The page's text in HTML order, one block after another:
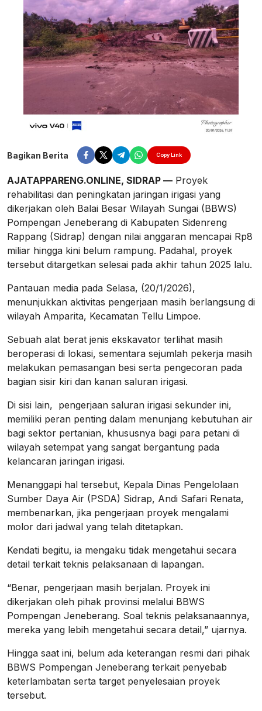
Bagikan Berita Copy Link
AJATAPPARENG.ONLINE, SIDRAP — Proyek
rehabilitasi dan peningkatan jaringan irigasi yang
dikerjakan oleh Balai Besar Wilayah Sungai (BBWS)
Pompengan Jeneberang di Kabupaten Sidenreng
Rappang (Sidrap) dengan nilai anggaran mencapai Rp8
miliar hingga kini belum rampung. Padahal, proyek
tersebut ditargetkan selesai pada akhir tahun 2025 lalu.
Pantauan media pada Selasa, (20/1/2026),
menunjukkan aktivitas pengerjaan masih berlangsung di
wilayah Amparita, Kecamatan Tellu Limpoe.
Sebuah alat berat jenis ekskavator terlihat masih
beroperasi di lokasi, sementara sejumlah pekerja masih
melakukan pemasangan besi serta pengecoran pada
bagian sisir kiri dan kanan saluran irigasi.
Di sisi lain, pengerjaan saluran irigasi sekunder ini,
memiliki peran penting dalam menunjang kebutuhan air
bagi sektor pertanian, khususnya bagi para petani di
wilayah setempat yang sangat bergantung pada
kelancaran jaringan irigasi.
Menanggapi hal tersebut, Kepala Dinas Pengelolaan
Sumber Daya Air (PSDA) Sidrap, Andi Safari Renata,
membenarkan, jika pengerjaan proyek mengalami
molor dari jadwal yang telah ditetapkan.
Kendati begitu, ia mengaku tidak mengetahui secara
detail terkait teknis pelaksanaan di lapangan.
“Benar, pengerjaan masih berjalan. Proyek ini
dikerjakan oleh pihak provinsi melalui BBWS
Pompengan Jeneberang. Soal teknis pelaksanaannya,
mereka yang lebih mengetahui secara detail,” ujarnya.
Hingga saat ini, belum ada keterangan resmi dari pihak
BBWS Pompengan Jeneberang terkait penyebab
keterlambatan serta target penyelesaian proyek
tersebut.